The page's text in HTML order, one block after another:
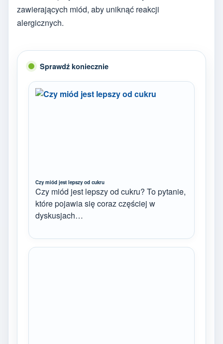
zawierających miód, aby uniknąć reakcji
alergicznych.
Sprawdź koniecznie
Czy miód jest lepszy od cukru
Czy miód jest lepszy od cukru? To pytanie,
które pojawia się coraz częściej w
dyskusjach…